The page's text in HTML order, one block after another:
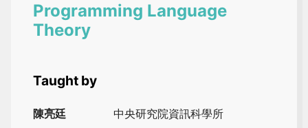
Programming Language
Theory
Taught by
陳亮廷
中央研究院資訊科學所